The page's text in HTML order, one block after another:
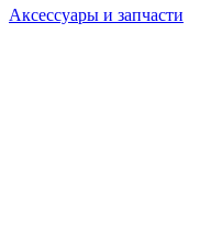
Аксессуары и запчасти